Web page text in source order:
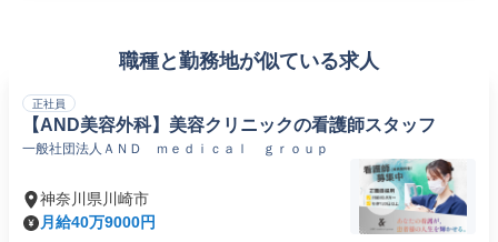
職種と勤務地が似ている求人
正社員
【AND美容外科】美容クリニックの看護師スタッフ
一般社団法人ＡＮＤ ｍｅｄｉｃａｌ ｇｒｏｕｐ
神奈川県川崎市
月給40万9000円